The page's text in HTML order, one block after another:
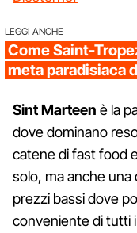
LEGGI ANCHE
Come Saint-
meta paradisiaca
Sint Marteen è la
dove dominano
catene di fast food
solo, ma anche
prezzi bassi dove
conveniente di tutti